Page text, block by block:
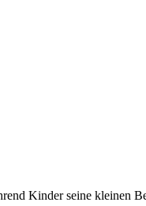
Kinder seine kleinen